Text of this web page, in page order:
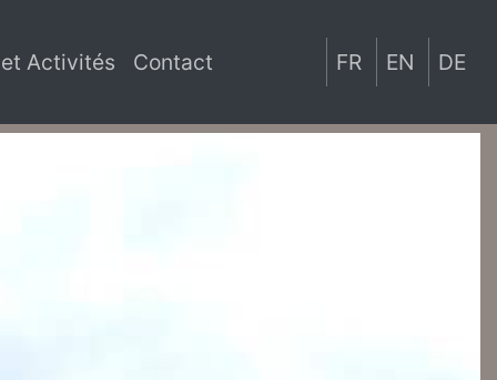
Activités Contact FR EN DE